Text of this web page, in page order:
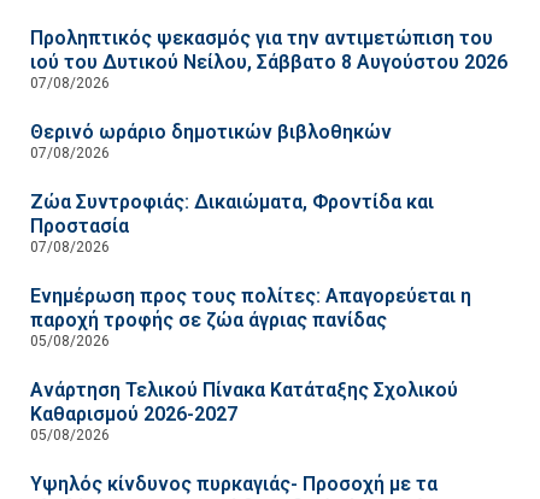
Προληπτικός ψεκασμός για την αντιμετώπιση του
ιού του Δυτικού Νείλου, Σάββατο 8 Αυγούστου 2026
07/08/2026
Θερινό ωράριο δημοτικών βιβλοθηκών
07/08/2026
Ζώα Συντροφιάς: Δικαιώματα, Φροντίδα και
Προστασία
07/08/2026
Ενημέρωση προς τους πολίτες: Απαγορεύεται η
παροχή τροφής σε ζώα άγριας πανίδας
05/08/2026
Ανάρτηση Τελικού Πίνακα Κατάταξης Σχολικού
Καθαρισμού 2026-2027
05/08/2026
Υψηλός κίνδυνος πυρκαγιάς- Προσοχή με τα